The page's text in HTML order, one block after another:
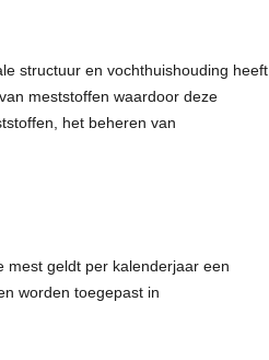
structuur en vochthuishouding heeft
meststoffen waardoor deze
het beheren van
mest geldt per kalenderjaar een
worden toegepast in